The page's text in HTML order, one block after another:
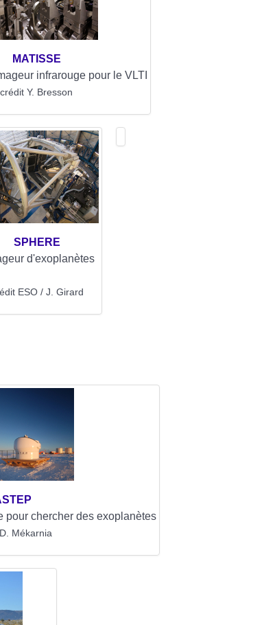
MATISSE
infrarouge pour le VLTI
crédit Y. Bresson
SPHERE
d'exoplanètes
ESO / J. Girard
pour chercher des exoplanètes
Mékarnia